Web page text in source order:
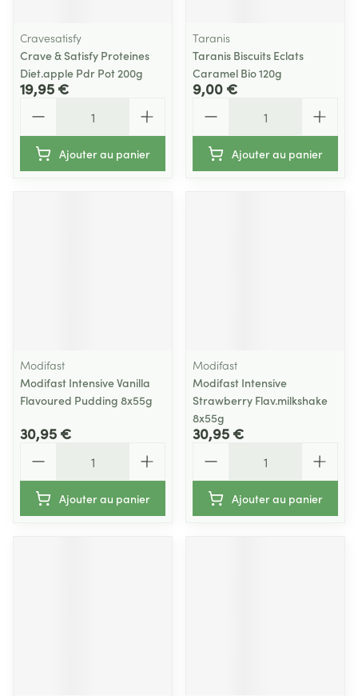
Cravesatisfy
Crave & Satisfy Proteines
Diet.apple Pdr Pot 200g
19,95 €
Ajouter au panier
Taranis
Taranis Biscuits Eclats
Caramel Bio 120g
9,00 €
Ajouter au panier
Modifast
Modifast Intensive Vanilla
Flavoured Pudding 8x55g
30,95 €
Ajouter au panier
Modifast
Modifast Intensive
Strawberry Flav.milkshake
8x55g
30,95 €
Ajouter au panier